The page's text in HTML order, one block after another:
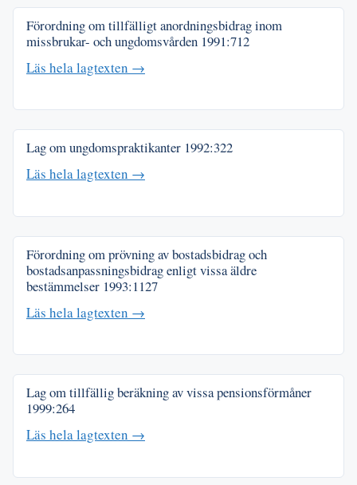
Förordning om tillfälligt anordningsbidrag inom
missbrukar- och ungdomsvården 1991:712
Läs hela lagtexten →
Lag om ungdomspraktikanter 1992:322
Läs hela lagtexten →
Förordning om prövning av bostadsbidrag och
bostadsanpassningsbidrag enligt vissa äldre
bestämmelser 1993:1127
Läs hela lagtexten →
Lag om tillfällig beräkning av vissa pensionsförmåner
1999:264
Läs hela lagtexten →